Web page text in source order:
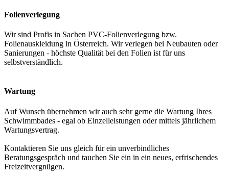
Folienverlegung
Wir sind Profis in Sachen PVC-Folienverlegung bzw.
Folienauskleidung in Österreich. Wir verlegen bei Neubauten oder
Sanierungen - höchste Qualität bei den Folien ist für uns
selbstverständlich.
Wartung
Auf Wunsch übernehmen wir auch sehr gerne die Wartung Ihres
Schwimmbades - egal ob Einzelleistungen oder mittels jährlichem
Wartungsvertrag.
Kontaktieren Sie uns gleich für ein unverbindliches
Beratungsgespräch und tauchen Sie ein in ein neues, erfrischendes
Freizeitvergnügen.